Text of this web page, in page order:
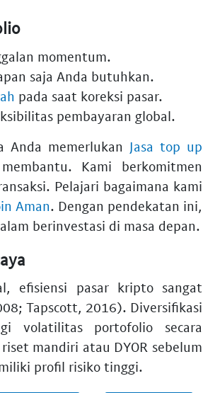
momentum.
saja Anda butuhkan.
pada saat koreksi pasar.
pembayaran global.
Anda memerlukan Jasa top up
Kami berkomitmen
Pelajari bagaimana kami
Aman. Dengan pendekatan ini,
berinvestasi di masa depan.
efisiensi pasar kripto sangat
Tapscott, 2016). Diversifikasi
volatilitas portofolio secara
mandiri atau DYOR sebelum
profil risiko tinggi.